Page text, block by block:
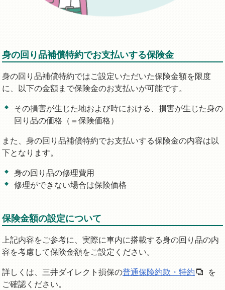
身の回り品補償特約でお支払いする保険金
身の回り品補償特約ではご設定いただいた保険金額を限度
に、以下の金額まで保険金のお支払いが可能です。
その損害が生じた地および時における、損害が生じた身の
回り品の価格（＝保険価格）
また、身の回り品補償特約でお支払いする保険金の内容は以
下となります。
身の回り品の修理費用
修理ができない場合は保険価格
保険金額の設定について
上記内容をご参考に、実際に車内に搭載する身の回り品の内
容を考慮して保険金額をご設定ください。
詳しくは、三井ダイレクト損保の普通保険約款・特約
を
ご確認ください。